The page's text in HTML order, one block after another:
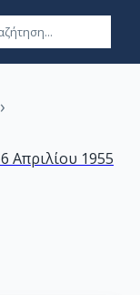
›
Απριλίου 1955